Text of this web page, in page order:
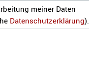
meiner Daten
Datenschutzerklärung).